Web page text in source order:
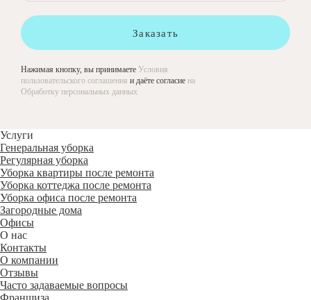
Заказать
Нажимая кнопку, вы принимаете Условия
пользовательского соглашения и даёте согласие на
Обработку персональных данных
Услуги
Генеральная уборка
Регулярная уборка
Уборка квартиры после ремонта
Уборка коттеджа после ремонта
Уборка офиса после ремонта
Загородные дома
Офисы
О нас
Контакты
О компании
Отзывы
Часто задаваемые вопросы
Франшиза